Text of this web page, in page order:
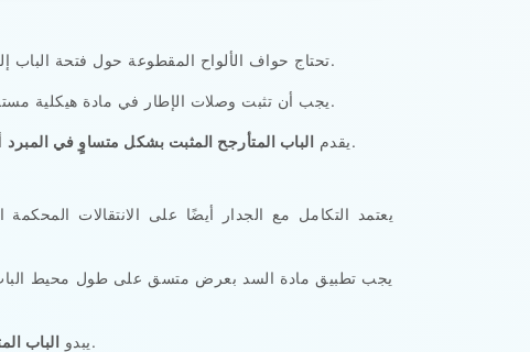
تحتاج حواف الألواح المقطوعة حول فتحة الباب إلى تعزيز دقيق. لا توفر حواف الرغوة غير المدعومة أو حواف الألواح الضعيفة تثبيتًا موثوقًا به لباب متأرجح عالي الاستخدام.
يجب أن تثبت وصلات الإطار في مادة هيكلية مستقرة. كما تحتاج مفاصل الألواح بالقرب من الفتحة إلى وضع دقيق حتى لا يؤدي حمل الباب إلى الشد على الوصلات الضعيفة.
يقدم الباب المتأرجح المثبت بشكل متساوٍ في المبرد أداءً أفضل عندما يشكل دعم حواف الألواح جزءًا من المواصفات الأصلية للباب بدلاً من أن يكون تصحيحًا في موقع التركيب.
يعتمد التكامل مع الجدار أيضًا على الانتقالات
يجب تطبيق مادة السد بعرض متسق على طول محيط الباب.
يبدو الباب ذو الختم المحيطي النظيف متكاملًا لأن كل حافة من حواف الباب تلتقي بسطح الجدار من خلال انتقال واحد مدروس.